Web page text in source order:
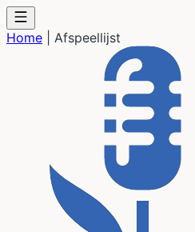
Home Afspeellijst